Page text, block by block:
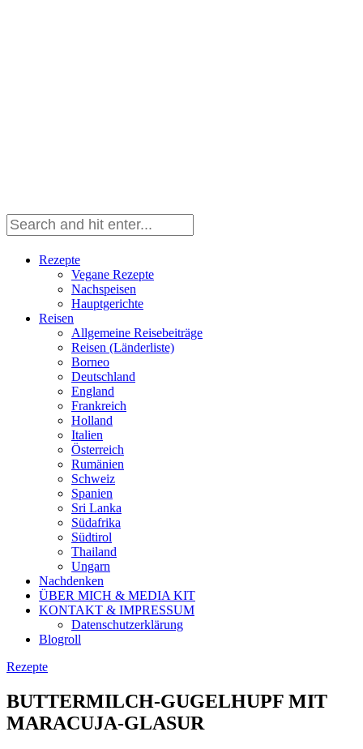
Rezepte
Vegane Rezepte
Nachspeisen
Hauptgerichte
Reisen
Allgemeine Reisebeiträge
Reisen (Länderliste)
Borneo
Deutschland
England
Frankreich
Holland
Italien
Österreich
Rumänien
Schweiz
Spanien
Sri Lanka
Südafrika
Südtirol
Thailand
Ungarn
Nachdenken
ÜBER MICH & MEDIA KIT
KONTAKT & IMPRESSUM
Datenschutzerklärung
Blogroll
Rezepte
BUTTERMILCH-GUGELHUPF MIT
MARACUJA-GLASUR